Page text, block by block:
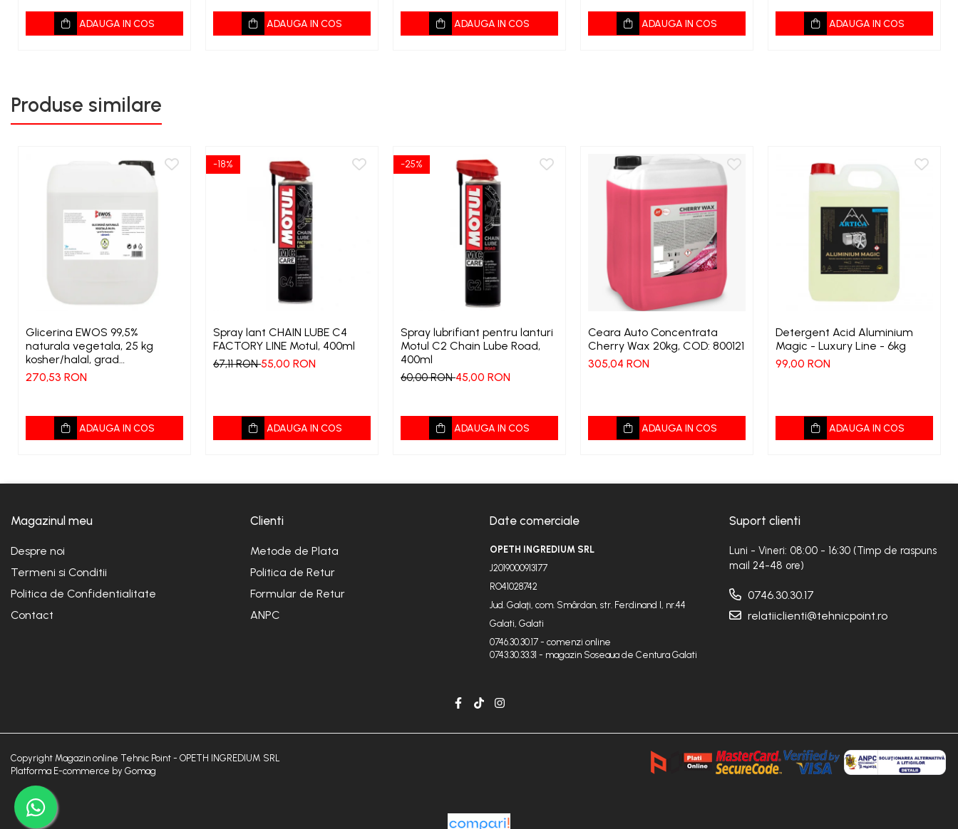
ADAUGA IN COS ADAUGA IN COS ADAUGA IN COS ADAUGA IN COS ADAUGA IN COS
Produse similare
Glicerina EWOS 99,5%
naturala vegetala, 25 kg
kosher/halal, grad
farmaceutic
270,53 RON
ADAUGA IN COS
-18%
Spray lant CHAIN LUBE C4
FACTORY LINE Motul, 400ml
67,11 RON55,00 RON
ADAUGA IN COS
-25%
Spray lubrifiant pentru lanturi
Motul C2 Chain Lube Road,
400ml
60,00 RON45,00 RON
ADAUGA IN COS
Ceara Auto Concentrata
Cherry Wax 20kg, COD: 800121
305,04 RON
ADAUGA IN COS
Detergent Acid Aluminium
Magic - Luxury Line - 6kg
99,00 RON
ADAUGA IN COS
Magazinul meu
Despre noi
Termeni si Conditii
Politica de Confidentialitate
Contact
Clienti
Metode de Plata
Politica de Retur
Formular de Retur
ANPC
Date comerciale
OPETH INGREDIUM SRL
J2019000913177
RO41028742
Jud. Galaţi, com. Smârdan, str. Ferdinand I, nr.44
Galati, Galati
0746.30.30.17 - comenzi online
0743.30.33.31 - magazin Soseaua de Centura Galati
Suport clienti
Luni - Vineri: 08:00 - 16:30 (Timp de raspuns
mail 24-48 ore)
0746.30.30.17
relatiiclienti@tehnicpoint.ro
Copyright Magazin online Tehnic Point - OPETH INGREDIUM SRL
Platforma E-commerce by Gomag